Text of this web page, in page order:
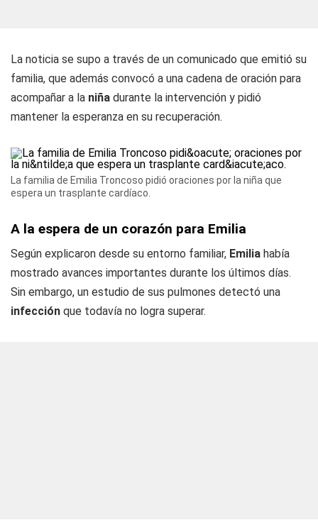
La noticia se supo a través de un comunicado que emitió su
familia, que además convocó a una cadena de oración para
acompañar a la niña durante la intervención y pidió
mantener la esperanza en su recuperación.
La familia de Emilia Troncoso pidió oraciones por la niña que
espera un trasplante cardíaco.
A la espera de un corazón para Emilia
Según explicaron desde su entorno familiar, Emilia había
mostrado avances importantes durante los últimos días.
Sin embargo, un estudio de sus pulmones detectó una
infección que todavía no logra superar.